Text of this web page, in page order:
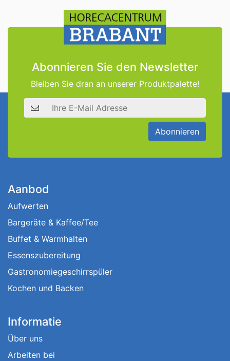
Abonnieren Sie den Newsletter
Bleiben Sie dran an unserer Produktpalette!
E-Mail Adresse
Abonnieren
Aanbod
Aufwerten
Bargeräte & Kaffee/Tee
Buffet & Warmhalten
Essenszubereitung
Gastronomiegeschirrspüler
Kochen und Backen
Informatie
Über uns
Arbeiten bei